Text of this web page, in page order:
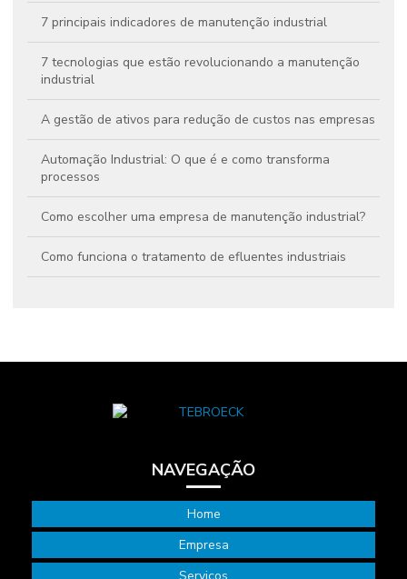
7 principais indicadores de manutenção industrial
7 tecnologias que estão revolucionando a manutenção
industrial
A gestão de ativos para redução de custos nas empresas
Automação Industrial: O que é e como transforma
processos
Como escolher uma empresa de manutenção industrial?
Como funciona o tratamento de efluentes industriais
Engenharia de manutenção nas empresas: qual o seu
Facilities e sustentabilidade: aumente sua eficiência
Gestão da manutenção industrial: 5 vantagens para seu
NAVEGAÇÃO
Home
Empresa
Serviços